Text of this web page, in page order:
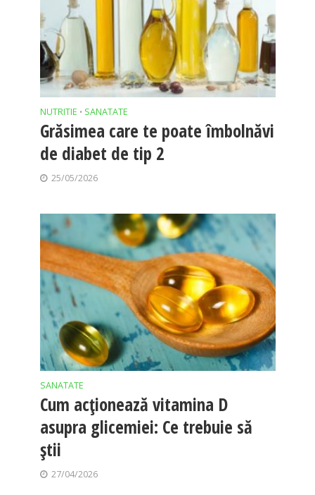
NUTRITIE • SANATATE
Grăsimea care te poate îmbolnăvi
de diabet de tip 2
25/05/2026
SANATATE
Cum acționează vitamina D
asupra glicemiei: Ce trebuie să
știi
27/04/2026